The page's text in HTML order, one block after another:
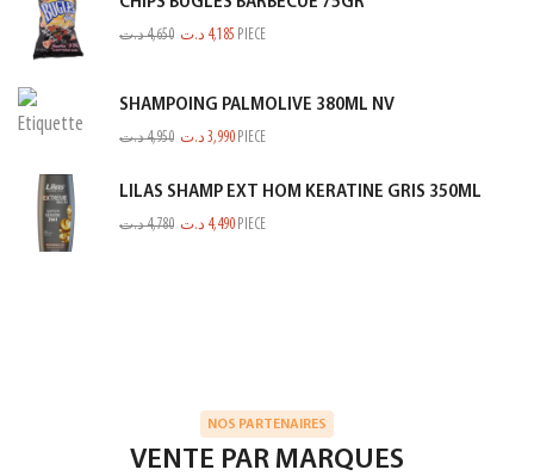
4,650د.ت 4,185 د.ت PIECE
SHAMPOING PALMOLIVE 380ML NV
4,950د.ت 3,990 د.ت PIECE
LILAS SHAMP EXT HOM KERATINE GRIS 350ML
4,780د.ت 4,490 د.ت PIECE
NOS PARTENAIRES
VENTE PAR MARQUES